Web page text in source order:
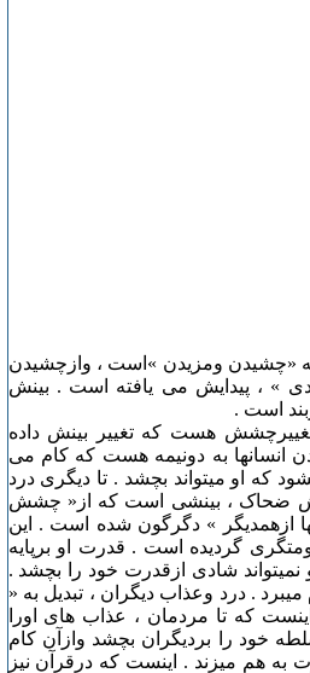
«چشیدن ومزیدن »است ، وازچشیدن
» ، پیدایش می یافته است . بینش
است .
هست که تغییر بینش داده
به دونیمه هست که کام می
که او میتواند بچشد . تا دیگری درد
ضحاک ، بینشی است که از« چشش
ازهمدیگر » دگرگون شده است . این
گردیده است . قدرت او برپایه
نمیتواند شادی ازقدرت خود را بچشد .
میبرد . درد وعذاب دیگران ، تبدیل به «
که تا مردمان ، عذاب های اورا
خود را بردیگران بچشد وازآن کام
به هم میزند . اینست که درقرآن نیز